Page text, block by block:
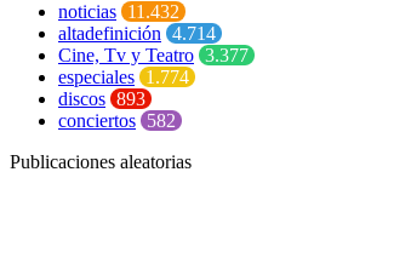
noticias 11.432
altadefinición 4.714
Cine, Tv y Teatro 3.377
especiales 1.774
discos 893
conciertos 582
Publicaciones aleatorias